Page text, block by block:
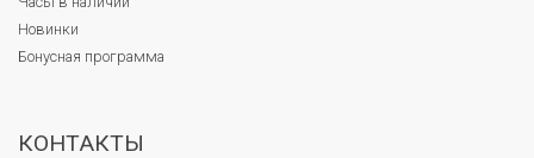
Новинки
Бонусная программа
КОНТАКТЫ